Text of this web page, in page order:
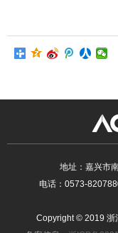
地址：嘉兴市
电话：0573-
Copyright © 2019 浙